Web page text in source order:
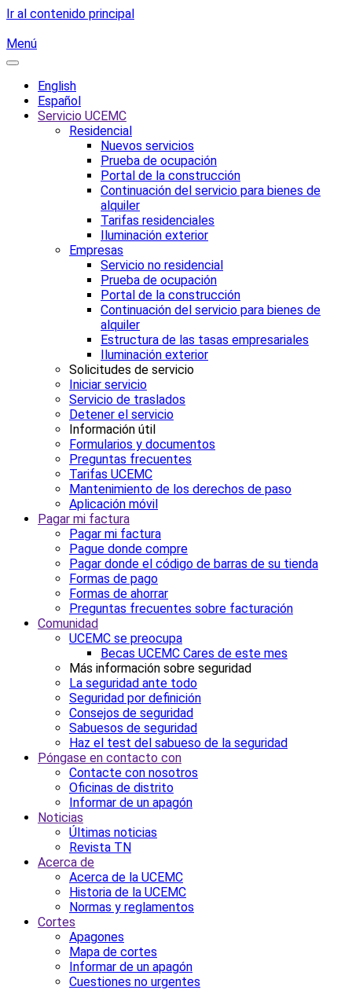
Ir al contenido principal
Menú
English
Español
Servicio UCEMC
Residencial
Nuevos servicios
Prueba de ocupación
Portal de la construcción
Continuación del servicio para bienes de
alquiler
Tarifas residenciales
Iluminación exterior
Empresas
Servicio no residencial
Prueba de ocupación
Portal de la construcción
Continuación del servicio para bienes de
alquiler
Estructura de las tasas empresariales
Iluminación exterior
Solicitudes de servicio
Iniciar servicio
Servicio de traslados
Detener el servicio
Información útil
Formularios y documentos
Preguntas frecuentes
Tarifas UCEMC
Mantenimiento de los derechos de paso
Aplicación móvil
Pagar mi factura
Pagar mi factura
Pague donde compre
Pagar donde el código de barras de su tienda
Formas de pago
Formas de ahorrar
Preguntas frecuentes sobre facturación
Comunidad
UCEMC se preocupa
Becas UCEMC Cares de este mes
Más información sobre seguridad
La seguridad ante todo
Seguridad por definición
Consejos de seguridad
Sabuesos de seguridad
Haz el test del sabueso de la seguridad
Póngase en contacto con
Contacte con nosotros
Oficinas de distrito
Informar de un apagón
Noticias
Últimas noticias
Revista TN
Acerca de
Acerca de la UCEMC
Historia de la UCEMC
Normas y reglamentos
Cortes
Apagones
Mapa de cortes
Informar de un apagón
Cuestiones no urgentes